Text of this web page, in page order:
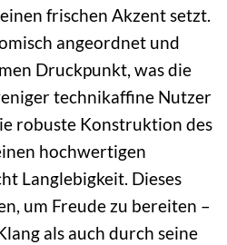
frischen Akzent setzt.
angeordnet und
Druckpunkt, was die
technikaffine Nutzer
robuste Konstruktion des
hochwertigen
Langlebigkeit. Dieses
um Freude zu bereiten –
als auch durch seine